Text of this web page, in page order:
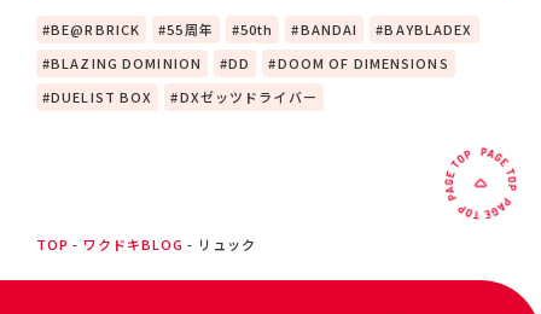
BE@RBRICK 55周年 50th BANDAI
BAYBLADEX
BLAZING DOMINION
DD
DOOM OF DIMENSIONS
DUELIST BOX
DXゼッツドライバー
TOP ワクドキBLOG リュック